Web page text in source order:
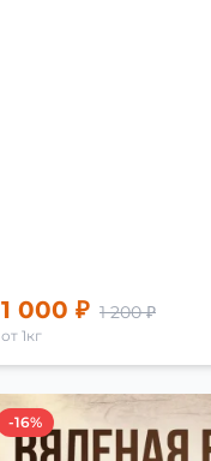
1 000 ₽ 1 200 ₽
от 1кг
-16%